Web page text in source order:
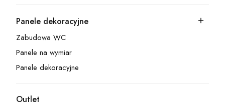
Kategoria - Panele dekoracyjne
Panele dekoracyjne
Kategoria - Zabudowa WC
Zabudowa WC
Kategoria - Panele na wymiar
Panele na wymiar
Kategoria - Panele dekoracyjne
Panele dekoracyjne
Kategoria - Outlet
Outlet